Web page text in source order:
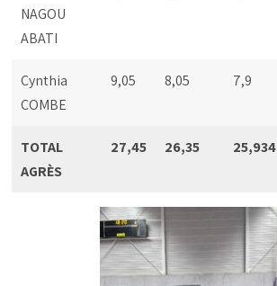
NAGOU
ABATI
Cynthia
COMBE
9,05 8,05 7,9
TOTAL
AGRÈS
27,45 26,35 25,934